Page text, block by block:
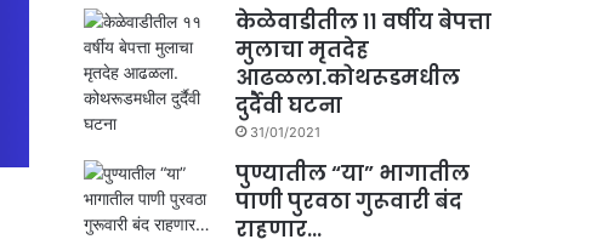
केळेवाडीतील ११ वर्षीय बेपत्ता
मुलाचा मृतदेह
आढळला.कोथरूडमधील
दुर्दैवी घटना
31/01/2021
पुण्यातील “या” भागातील
पाणी पुरवठा गुरूवारी बंद
राहणार…